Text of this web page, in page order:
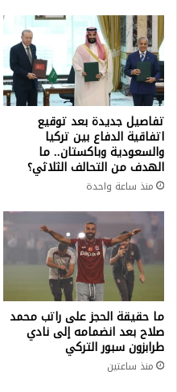
تفاصيل جديدة بعد توقيع
اتفاقية الدفاع بين تركيا
والسعودية وباكستان.. ما
الهدف من التحالف الثلاثي؟
منذ ساعة واحدة
ما حقيقة الحجز على راتب محمد
صلاح بعد انضمامه إلى نادي
طرابزون سبور التركي
منذ ساعتين